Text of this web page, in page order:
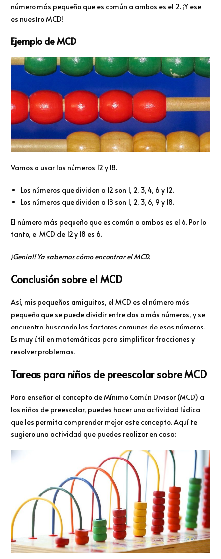
número más pequeño que es común a ambos es el 2. ¡Y ese
es nuestro MCD!
Ejemplo de MCD
Vamos a usar los números 12 y 18.
Los números que dividen a 12 son 1, 2, 3, 4, 6 y 12.
Los números que dividen a 18 son 1, 2, 3, 6, 9 y 18.
El número más pequeño que es común a ambos es el 6. Por lo
tanto, el MCD de 12 y 18 es 6.
¡Genial! Ya sabemos cómo encontrar el MCD.
Conclusión sobre el MCD
Así, mis pequeños amiguitos, el MCD es el número más
pequeño que se puede dividir entre dos o más números, y se
encuentra buscando los factores comunes de esos números.
Es muy útil en matemáticas para simplificar fracciones y
resolver problemas.
Tareas para niños de preescolar sobre MCD
Para enseñar el concepto de Mínimo Común Divisor (MCD) a
los niños de preescolar, puedes hacer una actividad lúdica
que les permita comprender mejor este concepto. Aquí te
sugiero una actividad que puedes realizar en casa: